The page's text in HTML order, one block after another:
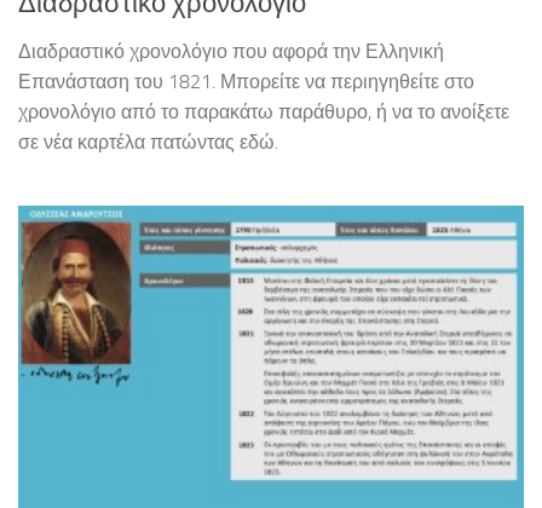
Διαδραστικό χρονολόγιο που αφορά την Ελληνική
Επανάσταση του 1821. Μπορείτε να περιηγηθείτε στο
χρονολόγιο από το παρακάτω παράθυρο, ή να το ανοίξετε
σε νέα καρτέλα πατώντας εδώ.